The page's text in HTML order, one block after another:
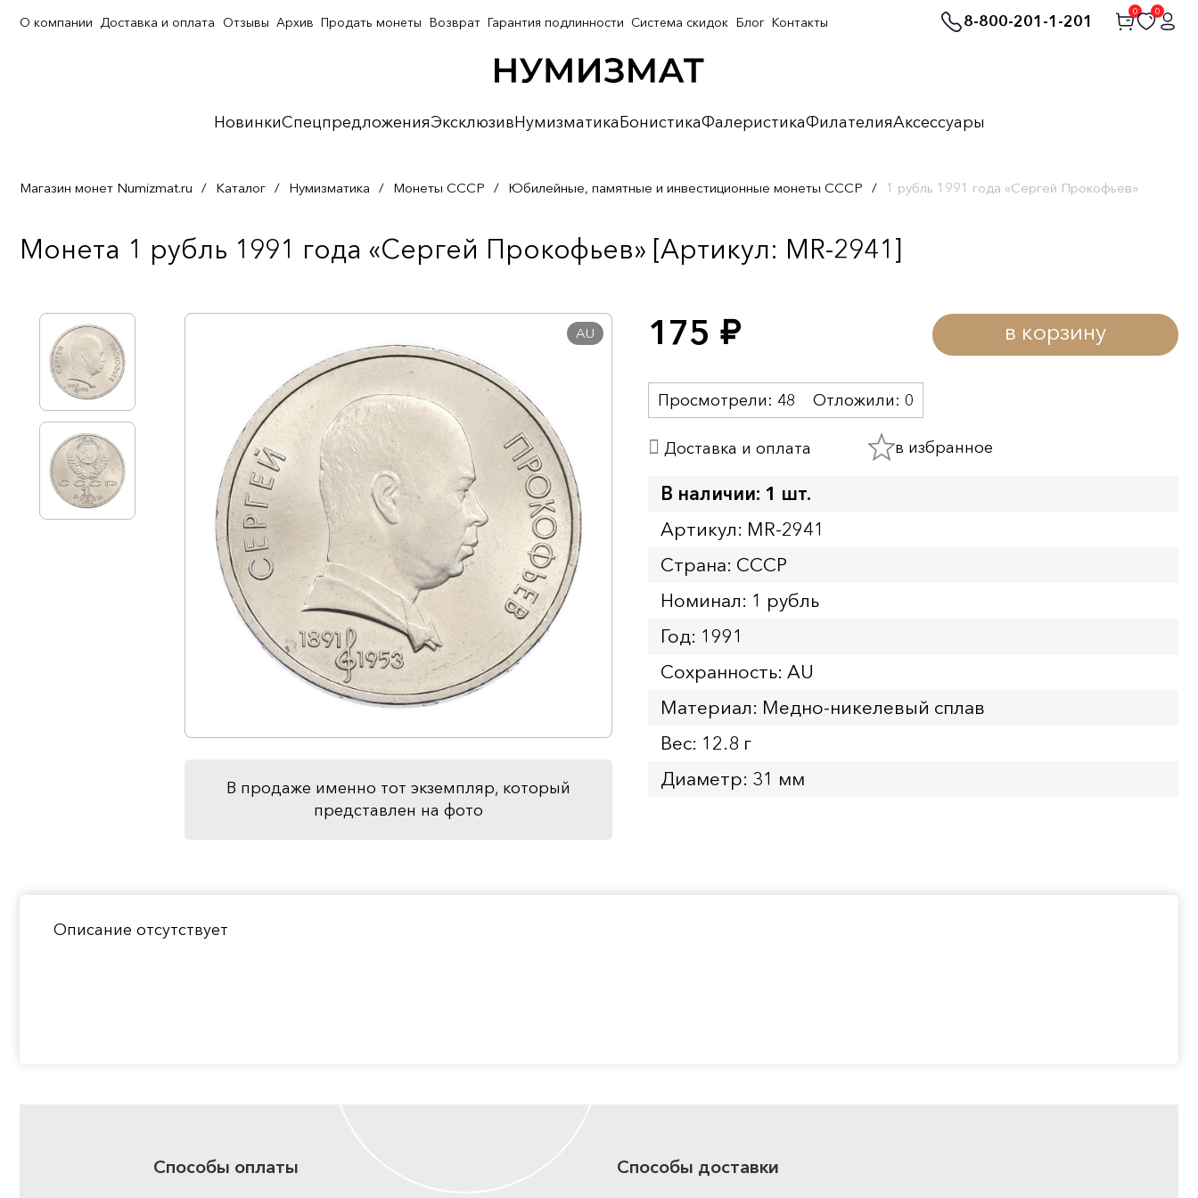
8-800-201-1-201
0 0
НовинкиСпецпредложенияЭксклюзивНумизматикаБонистикаФалеристикаФилателияАксессуары
О компании Доставка и оплата Отзывы Архив Продать монеты Возврат Гарантия подлинности Система скидок Блог Контакты
Магазин монет Numizmat.ru / Каталог / Нумизматика / Монеты СССР / Юбилейные, памятные и инвестиционные монеты СССР / 1 рубль 1991 года «Сергей Прокофьев»
Монета 1 рубль 1991 года «Сергей Прокофьев» [Артикул: MR-2941]
AU
В продаже именно тот экземпляр, который
представлен на фото
175 руб. в корзину
Просмотрели: 48 Отложили: 0
Доставка и оплата в избранное
В наличии: 1 шт.
Артикул: MR-2941
Страна: СССР
Номинал: 1 рубль
Год: 1991
Сохранность: AU
Материал: Медно-никелевый сплав
Вес: 12.8 г
Диаметр: 31 мм
Описание отсутствует
Способы оплаты Способы доставки